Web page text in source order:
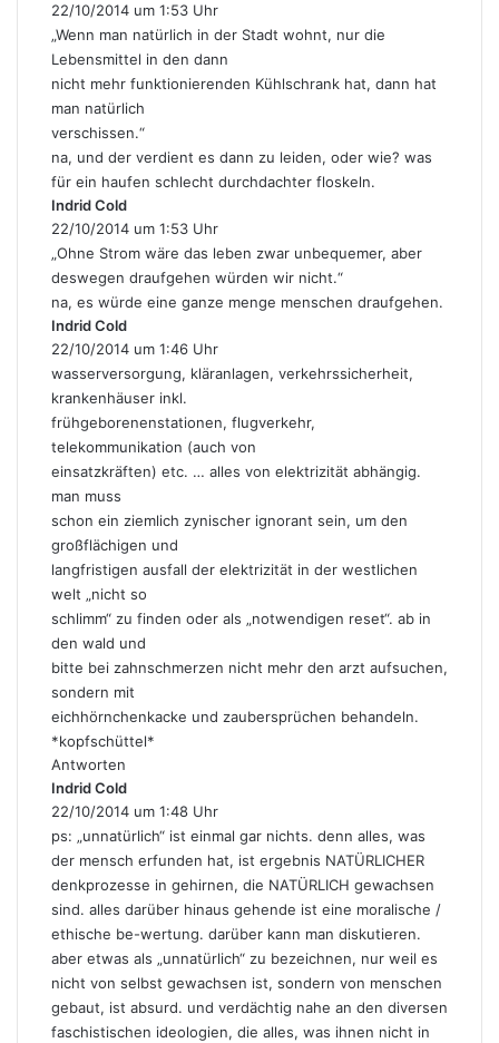
a
g
t
:
22/10/2014 um 1:53 Uhr
„Wenn man natürlich in der Stadt wohnt, nur die
Lebensmittel in den dann
nicht mehr funktionierenden Kühlschrank hat, dann hat
man natürlich
verschissen.“
na, und der verdient es dann zu leiden, oder wie? was
für ein haufen schlecht durchdachter floskeln.
Indrid Cold
a
g
t
:
22/10/2014 um 1:53 Uhr
„Ohne Strom wäre das leben zwar unbequemer, aber
deswegen draufgehen würden wir nicht.“
na, es würde eine ganze menge menschen draufgehen.
Indrid Cold
a
g
t
:
22/10/2014 um 1:46 Uhr
wasserversorgung, kläranlagen, verkehrssicherheit,
krankenhäuser inkl.
frühgeborenenstationen, flugverkehr,
telekommunikation (auch von
einsatzkräften) etc. … alles von elektrizität abhängig.
man muss
schon ein ziemlich zynischer ignorant sein, um den
großflächigen und
langfristigen ausfall der elektrizität in der westlichen
welt „nicht so
schlimm“ zu finden oder als „notwendigen reset“. ab in
den wald und
bitte bei zahnschmerzen nicht mehr den arzt aufsuchen,
sondern mit
eichhörnchenkacke und zaubersprüchen behandeln.
*kopfschüttel*
Antworten
Indrid Cold
a
g
t
:
22/10/2014 um 1:48 Uhr
ps: „unnatürlich“ ist einmal gar nichts. denn alles, was
der mensch erfunden hat, ist ergebnis NATÜRLICHER
denkprozesse in gehirnen, die NATÜRLICH gewachsen
sind. alles darüber hinaus gehende ist eine moralische /
ethische be-wertung. darüber kann man diskutieren.
aber etwas als „unnatürlich“ zu bezeichnen, nur weil es
nicht von selbst gewachsen ist, sondern von menschen
gebaut, ist absurd. und verdächtig nahe an den diversen
faschistischen ideologien, die alles, was ihnen nicht in